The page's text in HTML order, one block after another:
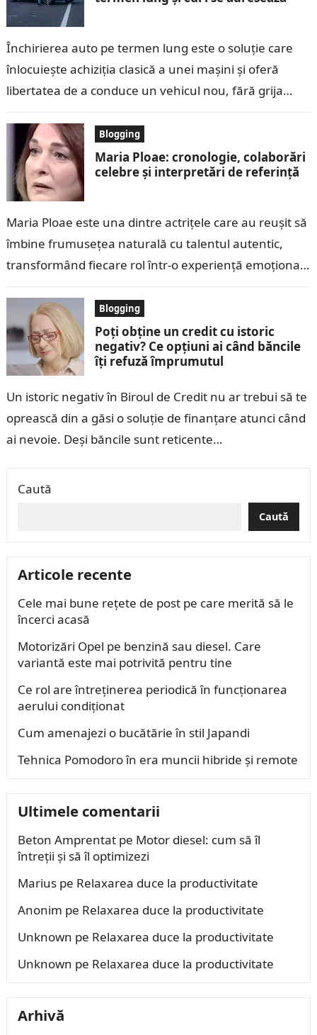
Închirierea auto pe termen lung este o soluție care
înlocuiește achiziția clasică a unei mașini și oferă
libertatea de a conduce un vehicul nou, fără grija
Blogging
Maria Ploae: cronologie, colaborări
celebre și interpretări de referință
Maria Ploae este una dintre actrițele care au reușit să
îmbine frumusețea naturală cu talentul autentic,
transformând fiecare rol într-o experiență emoțională
Blogging
Poți obține un credit cu istoric
negativ? Ce opțiuni ai când băncile
îți refuză împrumutul
Un istoric negativ în Biroul de Credit nu ar trebui să te
oprească din a găsi o soluție de finanțare atunci când
ai nevoie. Deși băncile sunt reticente…
Caută
Caută
Articole recente
Cele mai bune rețete de post pe care merită să le
încerci acasă
Motorizări Opel pe benzină sau diesel. Care
variantă este mai potrivită pentru tine
Ce rol are întreținerea periodică în funcționarea
aerului condiționat
Cum amenajezi o bucătărie în stil Japandi
Tehnica Pomodoro în era muncii hibride și remote
Ultimele comentarii
Beton Amprentatpe Motor diesel: cum să îl
întreții și să îl optimizezi
Mariuspe Relaxarea duce la productivitate
Anonim pe Relaxarea duce la productivitate
Unknown pe Relaxarea duce la productivitate
Unknown pe Relaxarea duce la productivitate
Arhivă